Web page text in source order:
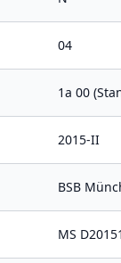
04
1a 00
2015-II
BSB
MS